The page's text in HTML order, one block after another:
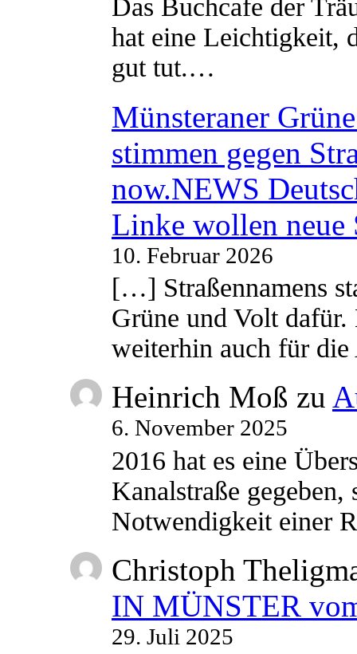
Das Buchcafe der
hat eine Leichtigkeit,
gut tut.…
Münsteraner
stimmen gegen
now.NEWS
Linke wollen neue
10. Februar 2026
[…] Straßennamens
Grüne und Volt
weiterhin auch für
Heinrich Moß zu
6. November 2025
2016 hat es eine
Kanalstraße
Notwendigkeit einer
Christoph
IN MÜNSTER
29. Juli 2025